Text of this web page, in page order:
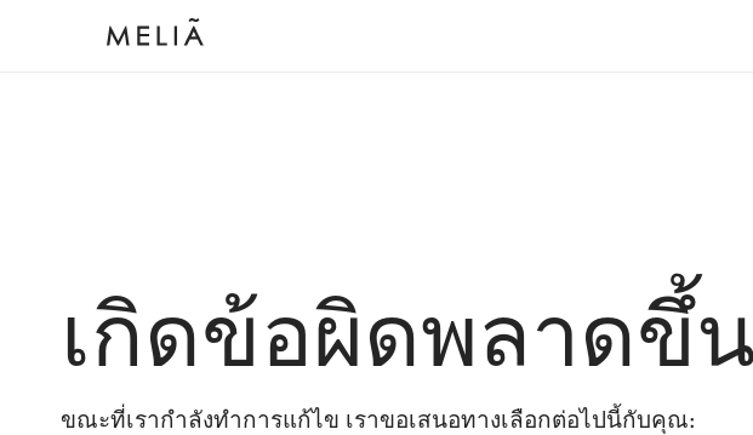
เกิดข้อผิดพลาดขึ้น
ขณะที่เรากำลังทำการแก้ไข เราขอเสนอทางเลือกต่อไปนี้กับคุณ: